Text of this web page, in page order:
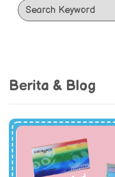
Berita & Blog